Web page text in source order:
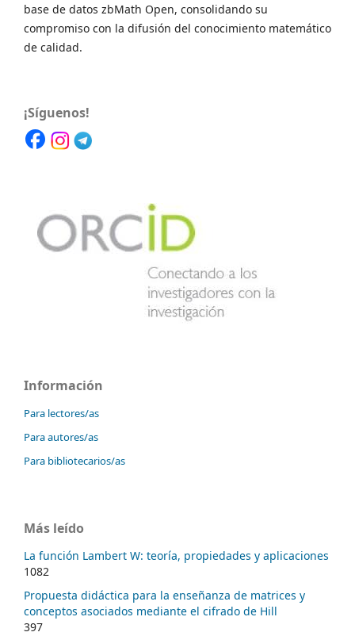
base de datos zbMath Open, consolidando su
compromiso con la difusión del conocimiento matemático
de calidad.
¡Síguenos!
Información
Para lectores/as
Para autores/as
Para bibliotecarios/as
Más leído
La función Lambert W: teoría, propiedades y aplicaciones
1082
Propuesta didáctica para la enseñanza de matrices y
conceptos asociados mediante el cifrado de Hill
397